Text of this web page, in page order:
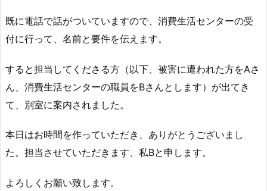
既に電話で話がついていますので、消費生活センターの受
付に行って、名前と要件を伝えます。
すると担当してくださる方（以下、被害に遭われた方をAさ
ん、消費生活センターの職員をBさんとします）が出てき
て、別室に案内されました。
本日はお時間を作っていただき、ありがとうございまし
た。担当させていただきます、私Bと申します。
よろしくお願い致します。